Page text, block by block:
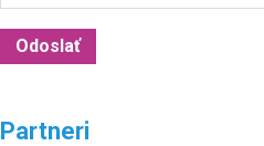
Partneri